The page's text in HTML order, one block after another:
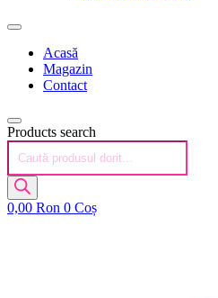
Acasă
Magazin
Contact
Products search
0,00 Ron 0 Coș